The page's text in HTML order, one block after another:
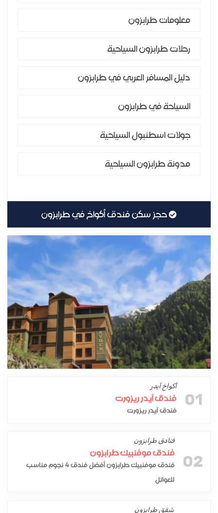
معلومات طرابزون
رحلات طرابزون السياحية
دليل المسافر العربي في طرابزون
السياحة في طرابزون
جولات اسطنبول السياحية
مدونة طرابزون السياحية
حجز سكن فندق أكواخ في طرابزون
01
أكواخ آيدر
فندق آيدر ريزورت
فندق آيدر ريزورت
02
فنادق طرابزون
فندق موفنبيك طرابزون
فندق موفنبيك طرابزون أفضل فندق 4 نجوم مناسب
للعوائل
شقق طرابزون